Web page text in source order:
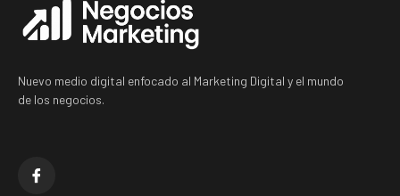
Nuevo medio digital enfocado al Marketing Digital y el mundo
de los negocios.